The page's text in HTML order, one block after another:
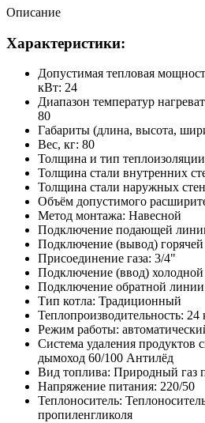
Описание
Характеристики:
Допустимая тепловая
кВт: 24
Диапазон температур
80
Габариты (длина, высота,
Вес, кг: 80
Толщина и тип
Толщина стали внутренних
Толщина стали наружных
Объём допустимого
Метод монтажа: Навесной
Подключение подающей
Подключение (вывод)
Присоединение газа: 3/4"
Подключение (ввод)
Подключение обратной линии
Тип котла: Традиционный
Теплопроизводительность: 24
Режим работы:
Система удаления продуктов
дымоход 60/100 Антилёд
Вид топлива: Природный газ
Напряжение питания: 220/50
Теплоноситель:
пропиленгликоля